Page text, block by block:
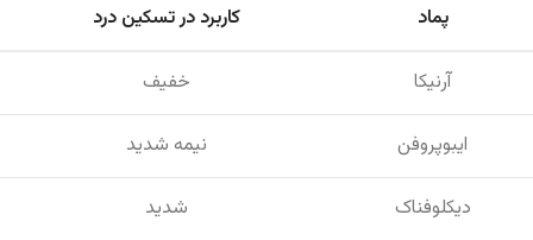
پماد کاربرد در تسکین درد
آرنیکا خفیف
ایبوپروفن نیمه شدید
دیکلوفناک شدید